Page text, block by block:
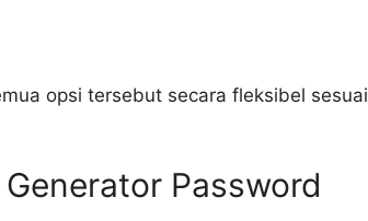
opsi tersebut secara fleksibel sesuai
Password